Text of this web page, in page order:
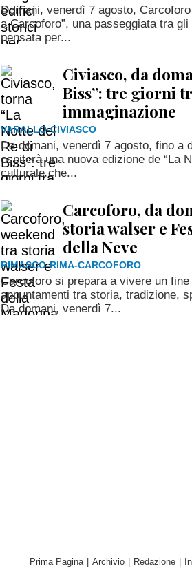
Domani, venerdì 7 agosto,
a Carcoforo”, una passeggiata tra
pensata per...
Civiasco, da
Biss”: tre giorni
immaginazione
VARALLO-CIVIASCO
Da domani, venerdì 7 agosto, fino a
ospiterà una nuova edizione de “La
culturale che...
Carcoforo, da
storia walser e
della Neve
RIMASCO-RIMA-CARCOFORO
Carcoforo si prepara a vivere un
appuntamenti tra storia, tradizione,
Da domani, venerdì 7...
Prima Pagina Archivio Redazione